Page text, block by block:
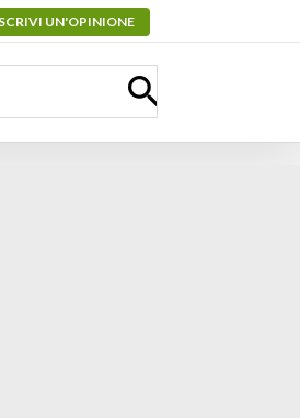
SCRIVI UN'OPINIONE